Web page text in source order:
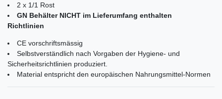
2 x 1/1 Rost
GN Behälter NICHT im Lieferumfang enthalten
Richtlinien
CE vorschriftsmässig
Selbstverständlich nach Vorgaben der Hygiene- und
Sicherheitsrichtlinien produziert.
Material entspricht den europäischen Nahrungsmittel-Normen